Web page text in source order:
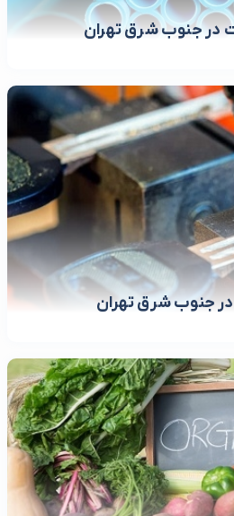
در جنوب شرق تهران
جنوب شرق تهران